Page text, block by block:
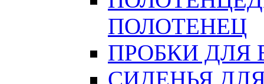
ПОЛОТЕНЕЦ
ПРОБКИ ДЛЯ